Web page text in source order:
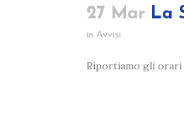
27 Mar La
in Avvisi
Riportiamo gli orari